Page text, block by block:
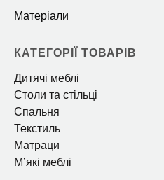
Матеріали
КАТЕГОРІЇ ТОВАРІВ
Дитячі меблі
Столи та стільці
Спальня
Текстиль
Матраци
Мʼякі меблі